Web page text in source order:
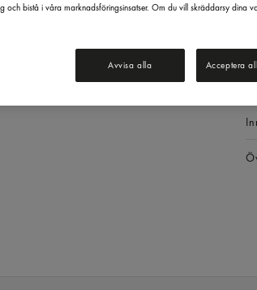
och bistå i våra marknadsföringsinsatser. Om du vill skräddarsy dina
Avvisa alla Acceptera